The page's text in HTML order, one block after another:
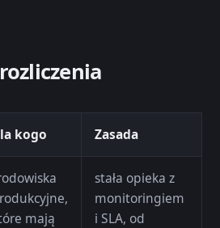
kogo Zasada
mają
stała opieka z
monitoringiem
i SLA, od